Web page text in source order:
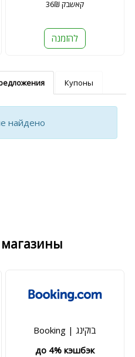
36₪ קאשבק
להזמנה
Купоны
найдено
Booking | בוקינג
до 4% кэшбэк